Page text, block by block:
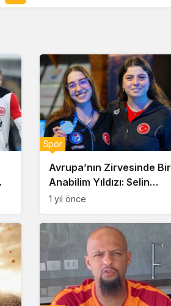
Avrupa’nın Zirvesinde Bir
Anabilim Yıldızı: Selin
Hürmeriç
Spor
1 yıl önce